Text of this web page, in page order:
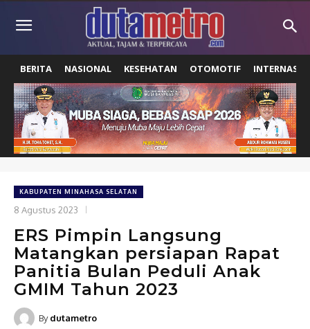
BERITA NASIONAL KESEHATAN OTOMOTIF
KABUPATEN MINAHASA SELATAN
8 Agustus 2023
ERS Pimpin Langsung
Matangkan persiapan Rapat
Panitia Bulan Peduli Anak
GMIM Tahun 2023
By dutametro